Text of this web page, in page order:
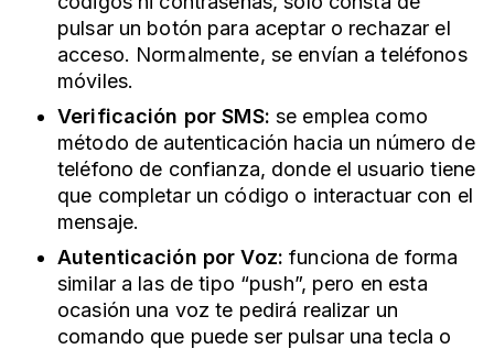
pulsar un botón para aceptar o rechazar el
acceso. Normalmente, se envían a teléfonos
móviles.
Verificación por SMS: se emplea como
método de autenticación hacia un número de
teléfono de confianza, donde el usuario tiene
que completar un código o interactuar con el
mensaje.
Autenticación por Voz: funciona de forma
similar a las de tipo “push”, pero en esta
ocasión una voz te pedirá realizar un
comando que puede ser pulsar una tecla o